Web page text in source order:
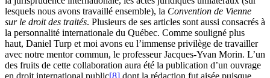
lesquels nous avons travaillé ensemble), la Convention de Vienne
sur le droit des traités. Plusieurs de ses articles sont aussi consacrés à
la personnalité internationale du Québec. Comme souligné plus
haut, Daniel Turp et moi avons eu l’immense privilège de travailler
avec notre mentor commun, le professeur Jacques-Yvan Morin. L’un
des fruits de cette collaboration aura été la publication d’un ouvrage
en droit international public[8] dont la rédaction fut aisée puisque